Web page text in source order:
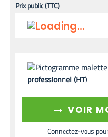
Prix public (TTC)
professionnel (HT)
→ VOIR
Connectez-vous